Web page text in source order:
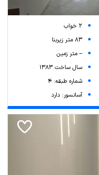
2 خواب
83 متر زیربنا
-- متر زمین
سال ساخت 1383
شماره طبقه: 4
آسانسور: دارد